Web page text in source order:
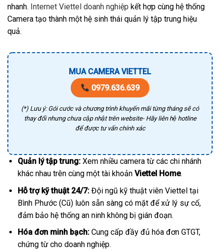
nhanh. Internet Viettel doanh nghiệp kết hợp cùng hệ thống
Camera tạo thành một hệ sinh thái quản lý tập trung hiệu
quả.
MUA CAMERA VIETTEL
0979.636.639
(*) Lưu ý: Gói cước và chương trình khuyến mãi từng tháng sẽ có
thay đổi nhưng chưa cập nhật trên website- Hãy liên hệ hotline
để được tư vấn chính xác
Quản lý tập trung:Xem nhiều camera từ các chi nhánh
khác nhau trên cùng một tài khoản Viettel Home.
Hỗ trợ kỹ thuật 24/7:Đội ngũ kỹ thuật viên Viettel tại
Bình Phước (Cũ) luôn sẵn sàng có mặt để xử lý sự cố,
đảm bảo hệ thống an ninh không bị gián đoạn.
Hóa đơn minh bạch:Cung cấp đầy đủ hóa đơn GTGT,
chứng từ cho doanh nghiệp.